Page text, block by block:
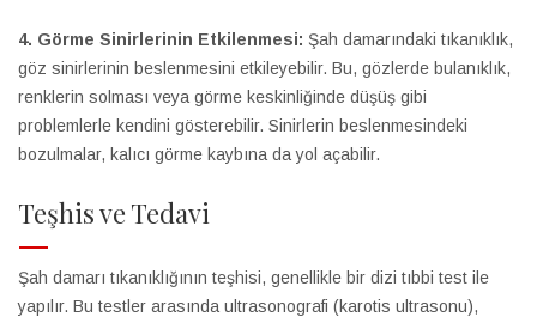
4. Görme Sinirlerinin Etkilenmesi: Şah damarındaki tıkanıklık,
göz sinirlerinin beslenmesini etkileyebilir. Bu, gözlerde bulanıklık,
renklerin solması veya görme keskinliğinde düşüş gibi
problemlerle kendini gösterebilir. Sinirlerin beslenmesindeki
bozulmalar, kalıcı görme kaybına da yol açabilir.
Teşhis ve Tedavi
Şah damarı tıkanıklığının teşhisi, genellikle bir dizi tıbbi test ile
yapılır. Bu testler arasında ultrasonografi (karotis ultrasonu),